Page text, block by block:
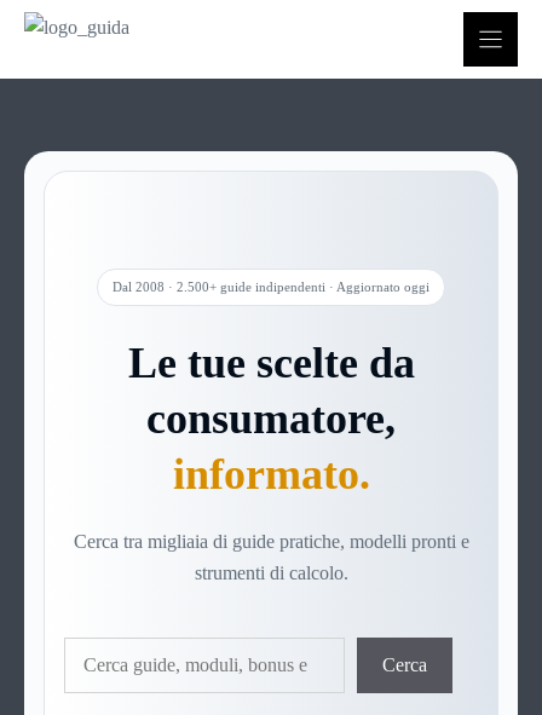
contenuto
Dal 2008 · 2.500+ guide indipendenti · Aggiornato oggi
Le tue scelte da
consumatore,
informato.
Cerca tra migliaia di guide pratiche, modelli pronti e
strumenti di calcolo.
Cerca